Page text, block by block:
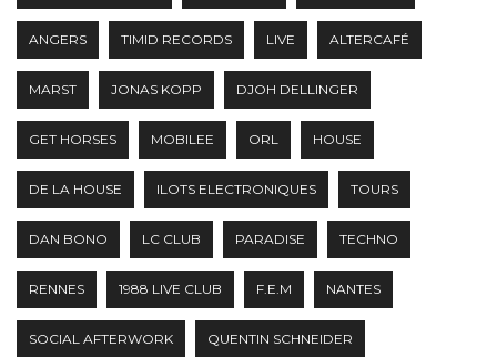
ANGERS TIMID RECORDS LIVE ALTERCAFÉ
MARST JONAS KOPP DJOH DELLINGER
GET HORSES MOBILEE ORL HOUSE
DE LA HOUSE ILOTS ELECTRONIQUES TOURS
DAN BONO LC CLUB PARADISE TECHNO
RENNES 1988 LIVE CLUB F.E.M NANTES
SOCIAL AFTERWORK QUENTIN SCHNEIDER